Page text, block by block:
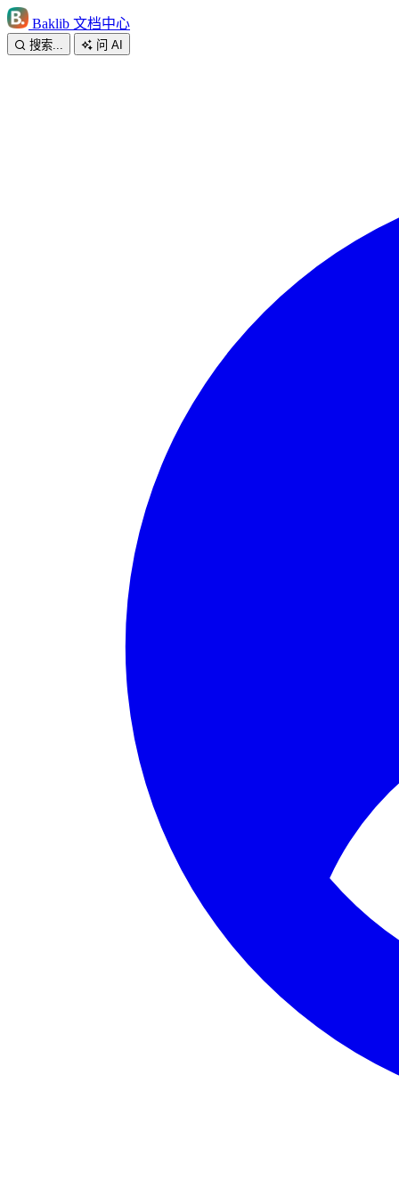
Baklib 文档中心
搜索... 问 AI